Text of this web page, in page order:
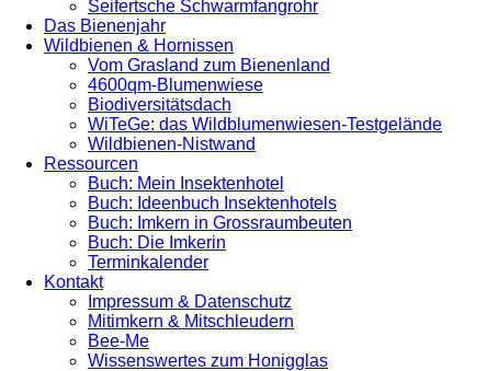
Seifertsche Schwarmfangrohr
Das Bienenjahr
Wildbienen & Hornissen
Vom Grasland zum Bienenland
4600qm-Blumenwiese
Biodiversitätsdach
WiTeGe: das Wildblumenwiesen-Testgelände
Wildbienen-Nistwand
Ressourcen
Buch: Mein Insektenhotel
Buch: Ideenbuch Insektenhotels
Buch: Imkern in Grossraumbeuten
Buch: Die Imkerin
Terminkalender
Kontakt
Impressum & Datenschutz
Mitimkern & Mitschleudern
Bee-Me
Wissenswertes zum Honigglas